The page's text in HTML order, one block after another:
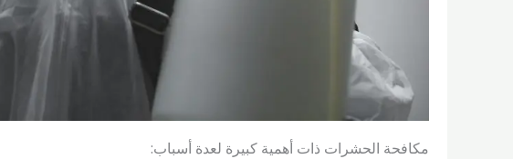
مكافحة الحشرات ذات أهمية كبيرة لعدة أسباب: